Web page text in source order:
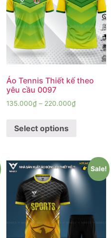
Áo Tennis Thiết kế theo
yêu cầu 0097
135.000₫– 220.000₫
Select options
Sale!